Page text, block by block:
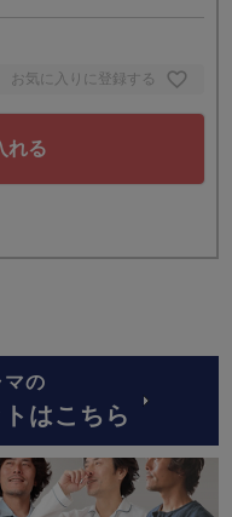
お気に入りに登録する
れる
マの
トはこちら